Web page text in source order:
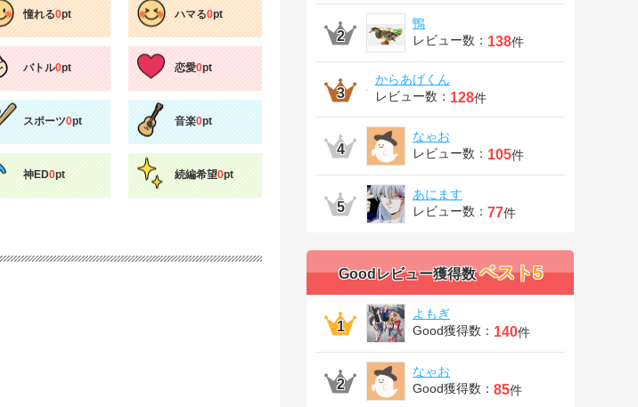
憧れる0pt ハマる0pt
バトル0pt 恋愛0pt
スポーツ0pt 音楽0pt
神ED0pt 続編希望0pt
鴨
レビュー数： 138件
からあげくん
レビュー数： 128件
なゃお
レビュー数： 105件
あにます
レビュー数： 77件
Goodレビュー獲得数ベスト5
よもぎ
Good獲得数： 140件
なゃお
Good獲得数： 85件